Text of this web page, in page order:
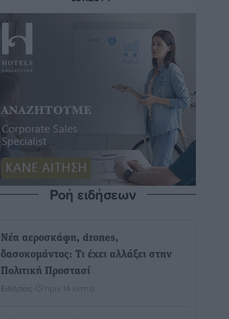
Ροή ειδήσεων
Νέα αεροσκάφη, drones,
δασοκομάντος: Τι έχει αλλάξει στην
Πολιτική Προστασί
Ειδήσεις πριν 14 λεπτά